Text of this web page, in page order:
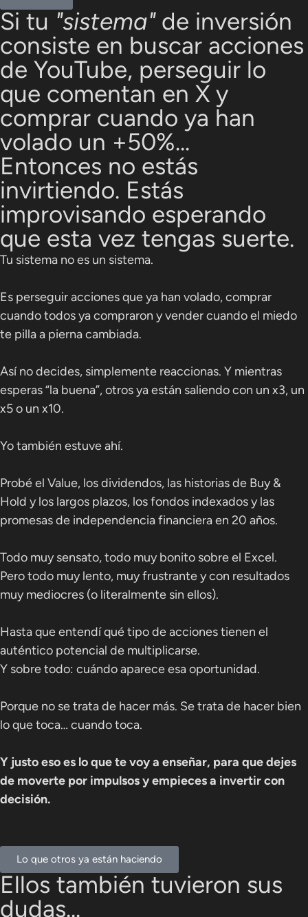
Si tu "sistema"de inversión
consiste en buscar acciones
de YouTube, perseguir lo
que comentan en X y
comprar cuando ya han
volado un +50%...
Entonces no estás
invirtiendo. Estás
improvisando esperando
que esta vez tengas suerte.
Tu sistema no es un sistema.
Es perseguir acciones que ya han volado, comprar
cuando todos ya compraron y vender cuando el miedo
te pilla a pierna cambiada.
Así no decides, simplemente reaccionas. Y mientras
esperas “la buena”, otros ya están saliendo con un x3, un
x5 o un x10.
Yo también estuve ahí.
Probé el Value, los dividendos, las historias de Buy &
Hold y los largos plazos, los fondos indexados y las
promesas de independencia financiera en 20 años.
Todo muy sensato, todo muy bonito sobre el Excel.
Pero todo muy lento, muy frustrante y con resultados
muy mediocres (o literalmente sin ellos).
Hasta que entendí qué tipo de acciones tienen el
auténtico potencial de multiplicarse.
Y sobre todo: cuándo aparece esa oportunidad.
Porque no se trata de hacer más. Se trata de hacer bien
lo que toca… cuando toca.
Y justo eso es lo que te voy a enseñar, para que dejes
de moverte por impulsos y empieces a invertir con
decisión.
Lo que otros ya están haciendo
Ellos también tuvieron sus
dudas...